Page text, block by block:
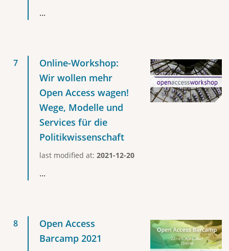
...
Online-Workshop:
Wir wollen mehr
Open Access wagen!
Wege, Modelle und
Services für die
Politikwissenschaft
last modified at: 2021-12-20
...
Open Access
Barcamp 2021